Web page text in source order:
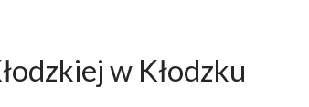
w Kłodzku